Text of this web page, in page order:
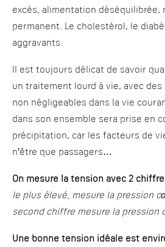
excès, alimentation déséquilibrée,
permanent. Le cholestérol, le
aggravants.
Il est toujours délicat de savoir
un traitement lourd à vie, avec
non négligeables dans la vie
dans son ensemble sera prise en
précipitation, car les facteurs de
n’être que passagers…
On mesure la tension avec 2
le plus élevé, mesure la pression
second chiffre mesure la pression
Une bonne tension idéale est